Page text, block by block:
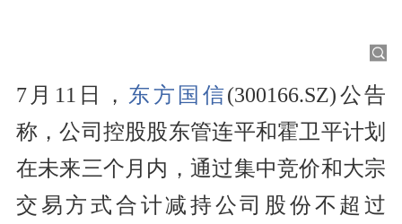
7月11日， 东方国信(300166.SZ)公告
称，公司控股股东管连平和霍卫平计划
在未来三个月内，通过集中竞价和大宗
交易方式合计减持公司股份不超过